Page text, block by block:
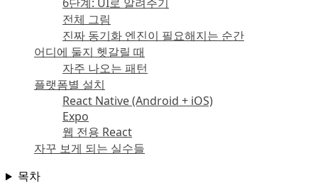
6단계: UI로 알려주기
전체 그림
진짜 동기화 엔진이 필요해지는 순간
어디에 둘지 헷갈릴 때
자주 나오는 패턴
플랫폼별 설치
React Native (Android + iOS)
Expo
웹 전용 React
자꾸 보게 되는 실수들
목차